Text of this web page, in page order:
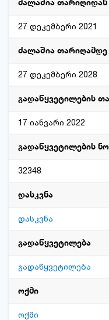
ძალაშია თარიღიდან
27 დეკემბერი 2021
ძალაშია თარიღამდე
27 დეკემბერი 2028
გადაწყვეტილების
17 იანვარი 2022
გადაწყვეტილების
32348
დასკვნა
დასკვნა
გადაწყვეტილება
გადაწყვეტილება
ოქმი
ოქმი